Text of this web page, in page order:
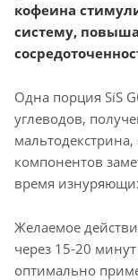
кофеина
систему,
Одна порция SiS
углеводов,
компонентов
время
Желаемое
через 15-20
оптимально